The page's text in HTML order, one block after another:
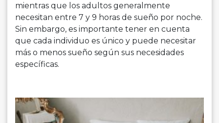
mientras que los adultos generalmente
necesitan entre 7 y 9 horas de sueño por noche.
Sin embargo, es importante tener en cuenta
que cada individuo es único y puede necesitar
más o menos sueño según sus necesidades
específicas.